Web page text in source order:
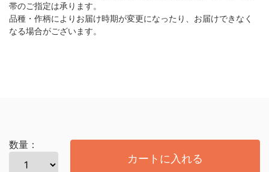
帯のご指定は承ります。
品種・作柄によりお届け時期が変更になったり、お届けできなく
なる場合がございます。
数量：
カートに入れる